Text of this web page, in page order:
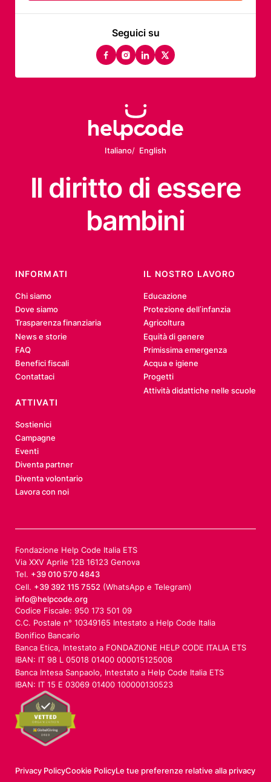
Seguici su
facebook
instagram
linkedin
twitter
Italiano English
Il diritto di essere
bambini
INFORMATI
Chi siamo
Dove siamo
Trasparenza finanziaria
News e storie
FAQ
Benefici fiscali
Contattaci
IL NOSTRO LAVORO
Educazione
Protezione dell’infanzia
Agricoltura
Equità di genere
Primissima emergenza
Acqua e igiene
Progetti
Attività didattiche nelle scuole
ATTIVATI
Sostienici
Campagne
Eventi
Diventa partner
Diventa volontario
Lavora con noi
Fondazione Help Code Italia ETS
Via XXV Aprile 12B 16123 Genova
Tel. +39 010 570 4843
Cell. +39 392 115 7552 (WhatsApp e Telegram)
info@helpcode.org
Codice Fiscale: 950 173 501 09
C.C. Postale n° 10349165 Intestato a Help Code Italia
Bonifico Bancario
Banca Etica, Intestato a FONDAZIONE HELP CODE ITALIA ETS
IBAN: IT 98 L 05018 01400 000015125008
Banca Intesa Sanpaolo, Intestato a Help Code Italia ETS
IBAN: IT 15 E 03069 01400 100000130523
Privacy PolicyCookie PolicyLe tue preferenze relative alla privacy